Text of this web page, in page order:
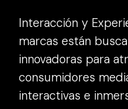
Interacción y
marcas están
innovadoras para
consumidores
interactivas e